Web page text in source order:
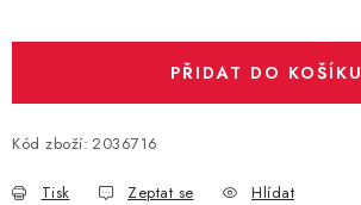
ORGANZY, STOLOVÉ ŠERPY
PŘIDAT DO KOŠÍKU
Kód zboží: 2036716
Tisk Zeptat se Hlídat